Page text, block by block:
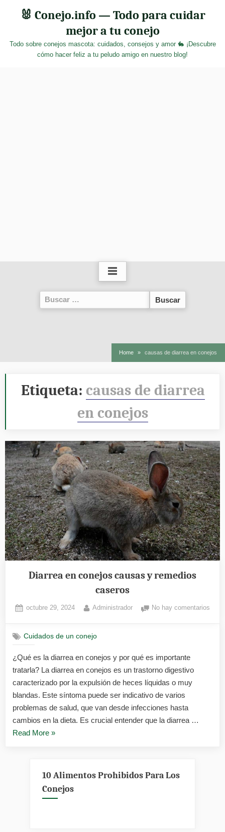
🐰 Conejo.info — Todo para cuidar
mejor a tu conejo
Todo sobre conejos mascota: cuidados, consejos y amor 🐇 ¡Descubre
cómo hacer feliz a tu peludo amigo en nuestro blog!
Buscar:
Home causas de diarrea en conejos
Etiqueta: causas de diarrea
en conejos
Diarrea en conejos causas y remedios
caseros
Posted
octubre 29, 2024 By
Administrador No hay comentariosen
Cuidados de un conejo
¿Qué es la diarrea en conejos y por qué es importante
tratarla? La diarrea en conejos es un trastorno digestivo
caracterizado por la expulsión de heces líquidas o muy
blandas. Este síntoma puede ser indicativo de varios
problemas de salud, que van desde infecciones hasta
cambios en la dieta. Es crucial entender que la diarrea …
Read More«Diarrea
causas
remedios
»
10 Alimentos Prohibidos Para Los
Conejos